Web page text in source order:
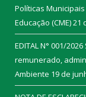
Políticas
Educação (CME)21
EDITAL N° 001/
remunerado,
Ambiente 19 de